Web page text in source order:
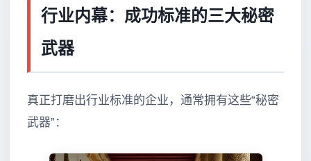
行业内幕：成功标准的三大秘密
武器
真正打磨出行业标准的企业，通常拥有这些“秘密
武器”：